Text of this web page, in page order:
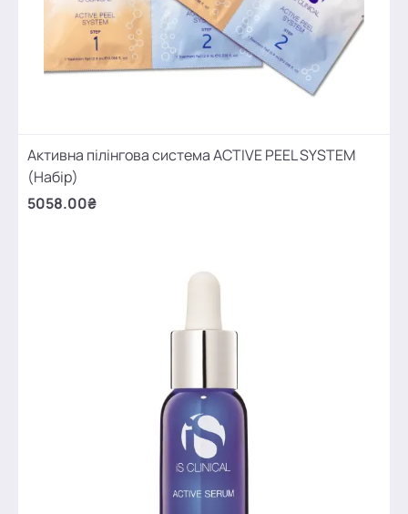
Активна пілінгова система ACTIVE PEEL SYSTEM
(Набір)
5058.00₴